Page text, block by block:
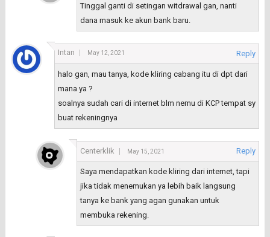
Tinggal ganti di setingan witdrawal gan, nanti
dana masuk ke akun bank baru.
Intan May 12, 2021 Reply
halo gan, mau tanya, kode kliring cabang itu di dpt dari
mana ya ?
soalnya sudah cari di internet blm nemu di KCP tempat sy
buat rekeningnya
Centerklik May 15, 2021 Reply
Saya mendapatkan kode kliring dari internet, tapi
jika tidak menemukan ya lebih baik langsung
tanya ke bank yang agan gunakan untuk
membuka rekening.